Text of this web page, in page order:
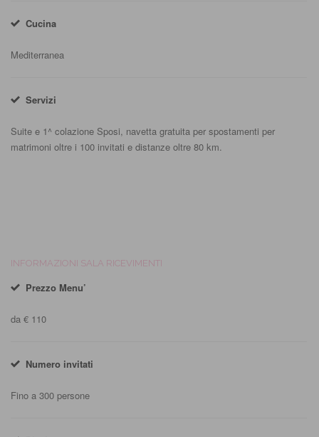
Cucina
Mediterranea
Servizi
Suite e 1^ colazione Sposi, navetta gratuita per spostamenti per
matrimoni oltre i 100 invitati e distanze oltre 80 km.
INFORMAZIONI SALA RICEVIMENTI
Prezzo Menu’
da € 110
Numero invitati
Fino a 300 persone